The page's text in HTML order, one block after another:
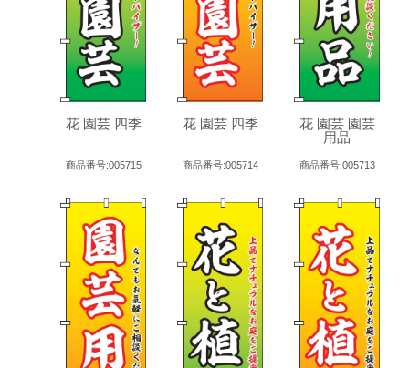
花 園芸 四季
商品番号:005715
花 園芸 四季
商品番号:005714
花 園芸 園芸
用品
商品番号:005713